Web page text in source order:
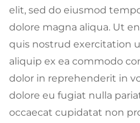
elit, sed do eiusmod
dolore magna aliqua. Ut
quis nostrud exercitation
aliquip ex ea commodo
dolor in reprehenderit in
dolore eu fugiat nulla
occaecat cupidatat non